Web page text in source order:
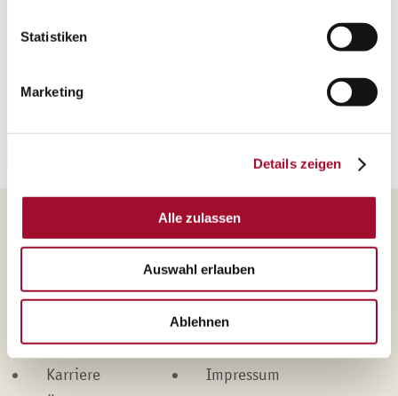
Statistiken
Marketing
Details zeigen
Alle zulassen
Auswahl erlauben
Ablehnen
Haben Sie Interesse an diesem Rezept? Dann können
Sie sich das hier herunterladen.
Martin Braun-Gruppe
Produkte
Kontakt
Datenschutz
Leistungen
Cookies
Karriere
Impressum